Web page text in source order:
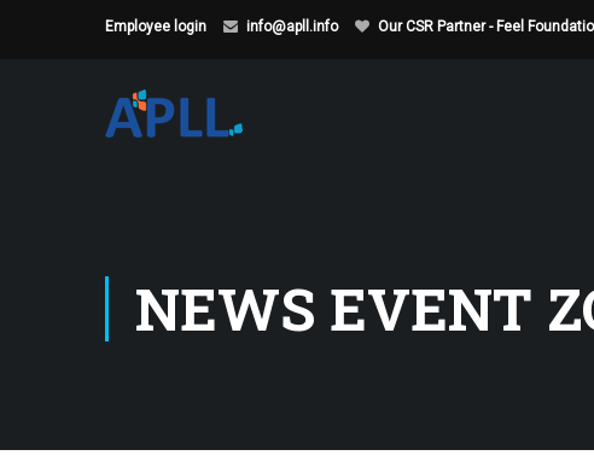
Employee login info@apll.info Our CSR Partner - Feel
NEWS EVENT